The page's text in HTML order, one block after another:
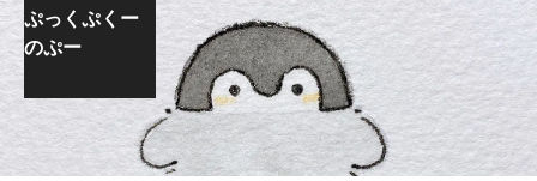
ぷっくぷくー
のぷー